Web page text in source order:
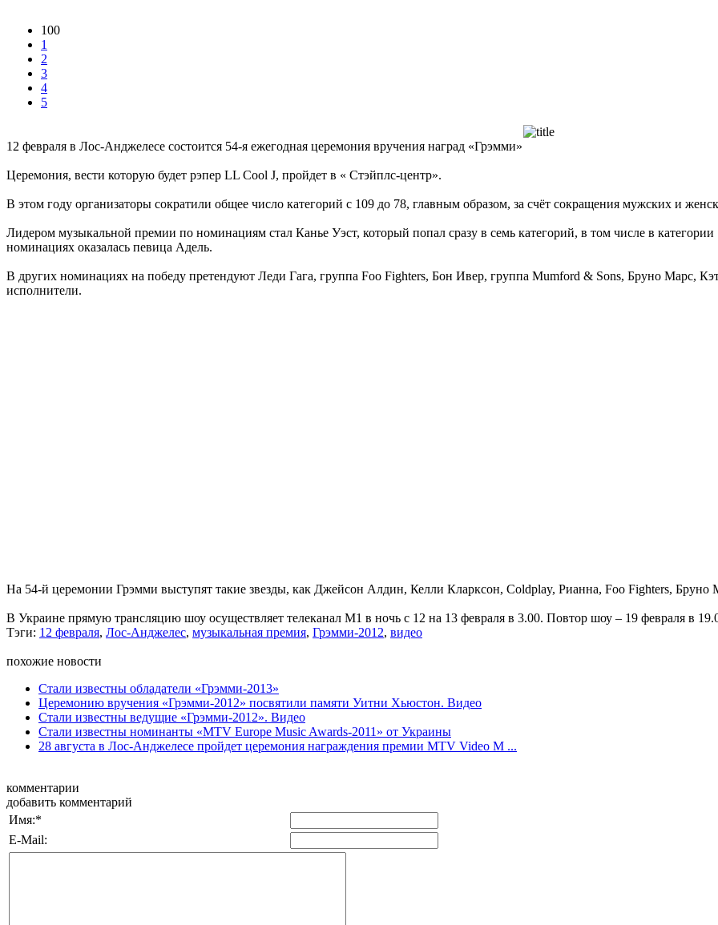
100
1
2
3
4
5
12 февраля в Лос-Анджелесе состоится 54-я ежегодная церемония вручения наград «Грэмми»
Церемония, вести которую будет рэпер LL Cool J, пройдет в « Стэйплс-центр».
В этом году организаторы сократили общее число категорий с 109 до 78, главным образом, за счёт сокращения мужских и
Лидером музыкальной премии по номинациям стал Канье Уэст, который попал сразу в семь категорий, в том числе в
номинациях оказалась певица Адель.
В других номинациях на победу претендуют Леди Гага, группа Foo Fighters, Бон Ивер, группа Mumford & Sons, Бруно Марс,
исполнители.
На 54-й церемонии Грэмми выступят такие звезды, как Джейсон Алдин, Келли Кларксон, Coldplay, Рианна, Foo Fighters,
В Украине прямую трансляцию шоу осуществляет телеканал М1 в ночь с 12 на 13 февраля в 3.00. Повтор шоу – 19 февраля в
Тэги: 12 февраля, Лос-Анджелес, музыкальная премия, Грэмми-2012, видео
похожие новости
Стали известны обладатели «Грэмми-2013»
Церемонию вручения «Грэмми-2012» посвятили памяти Уитни Хьюстон. Видео
Стали известны ведущие «Грэмми-2012». Видео
Стали известны номинанты «MTV Europe Music Awards-2011» от Украины
28 августа в Лос-Анджелесе пройдет церемония награждения премии MTV Video M ...
комментарии
добавить комментарий
Имя:*
E-Mail: